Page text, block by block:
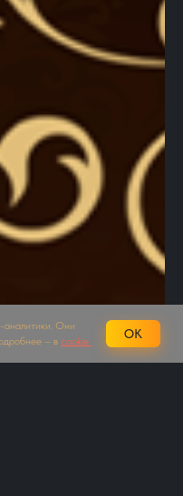
Они
– в cookie
OK